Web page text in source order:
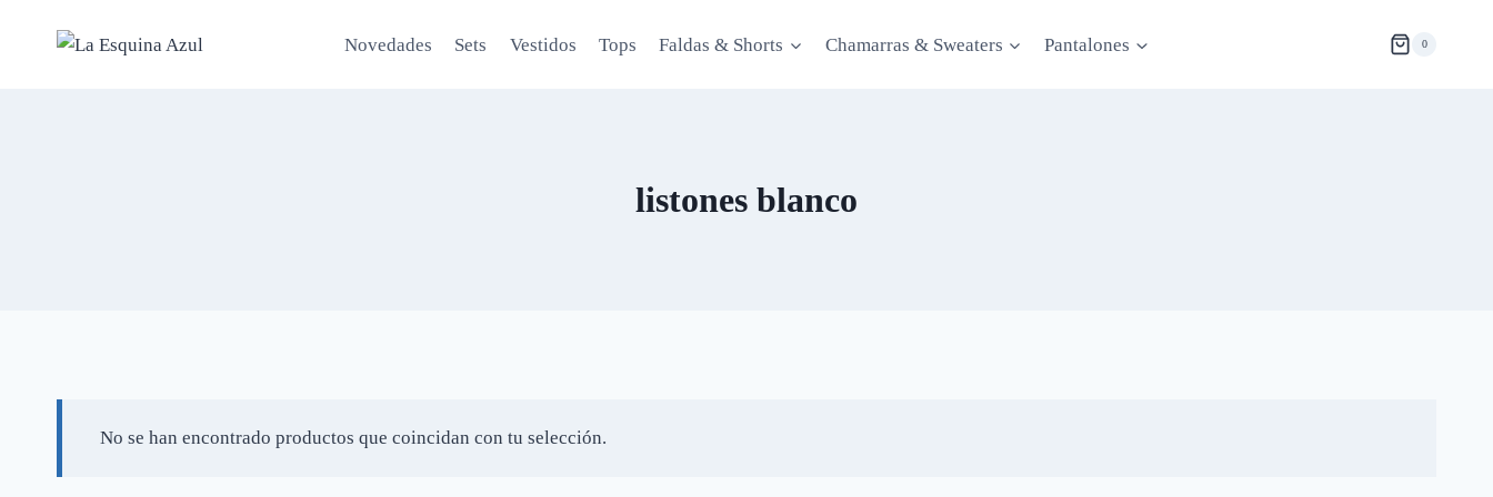
Novedades Sets Vestidos Tops Faldas & Shorts Chamarras & Sweaters Pantalones 0
listones blanco
No se han encontrado productos que coincidan con tu selección.